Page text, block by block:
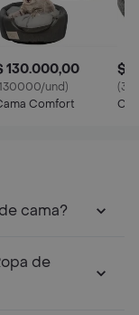
130.000,00
und)
Comfort
$
cama?
de